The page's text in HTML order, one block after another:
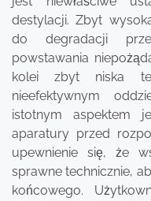
destylacji. Zbyt
do degradacji
powstawania
kolei zbyt niska
nieefektywnym
istotnym aspektem
aparatury przed
upewnienie się, że
sprawne technicznie,
końcowego.